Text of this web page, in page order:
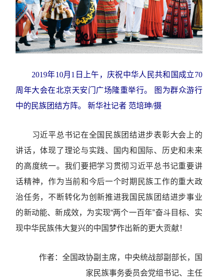
2019年10月1日上午，庆祝中华人民共和国成立70
周年大会在北京天安门广场隆重举行。 图为群众游行
中的民族团结方阵。 新华社记者 范培珅/摄
习近平总书记在全国民族团结进步表彰大会上的
讲话，体现了理论与实践、国内和国际、历史和未来
的高度统一。我们要把学习贯彻习近平总书记重要讲
话精神，作为当前和今后一个时期民族工作的重大政
治任务，不断转化为创新推进我国民族团结进步事业
的新动能、新成效，为实现“两个一百年”奋斗目标、实
现中华民族伟大复兴的中国梦作出新的更大贡献！
作者：全国政协副主席，中央统战部副部长，国
家民族事务委员会党组书记、主任